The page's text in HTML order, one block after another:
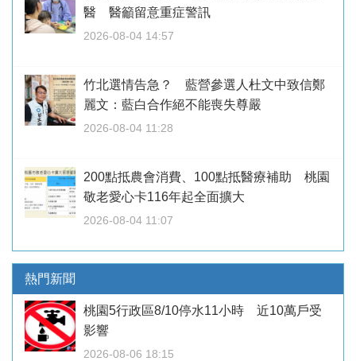
醫 醫籲留意重症警訊
2026-08-04 14:57
竹北選情告急？ 藍營參選人杜文中致信鄭
麗文：藍白合作絕不能喪失尊嚴
2026-08-04 11:28
200點抵農會消費、100點抵醫療補助 桃園
敬老愛心卡116年起全面擴大
2026-08-04 11:07
熱門新聞
桃園5行政區8/10停水11小時 近10萬戶受
影響
2026-08-06 18:15